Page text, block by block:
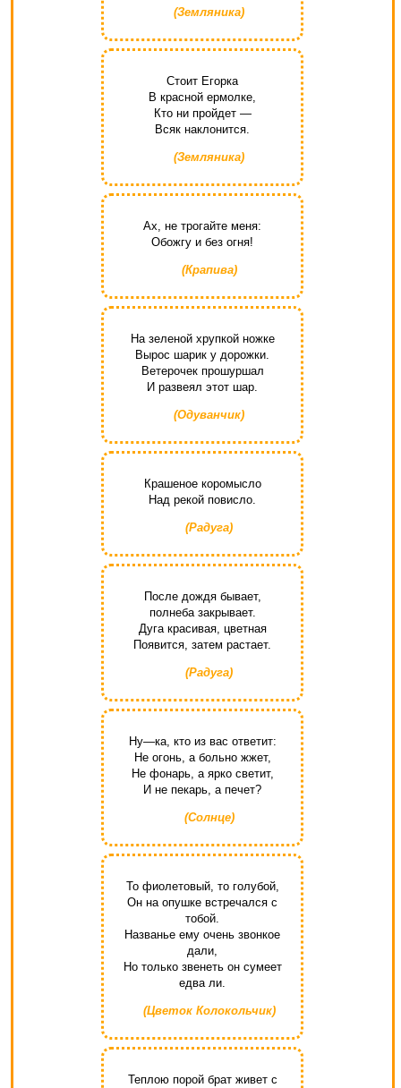
(Земляника)
Стоит Егорка
В красной ермолке,
Кто ни пройдет —
Всяк наклонится.
(Земляника)
Ах, не трогайте меня:
Обожгу и без огня!
(Крапива)
На зеленой хрупкой ножке
Вырос шарик у дорожки.
Ветерочек прошуршал
И развеял этот шар.
(Одуванчик)
Крашеное коромысло
Над рекой повисло.
(Радуга)
После дождя бывает,
полнеба закрывает.
Дуга красивая, цветная
Появится, затем растает.
(Радуга)
Ну—ка, кто из вас ответит:
Не огонь, а больно жжет,
Не фонарь, а ярко светит,
И не пекарь, а печет?
(Солнце)
То фиолетовый, то голубой,
Он на опушке встречался с
тобой.
Названье ему очень звонкое
дали,
Но только звенеть он сумеет
едва ли.
(Цветок Колокольчик)
Теплою порой брат живет с